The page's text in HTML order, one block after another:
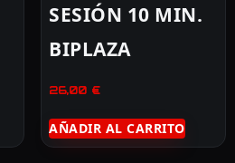
SESIÓN 10 MIN.
BIPLAZA
26,00 €
AÑADIR AL CARRITO